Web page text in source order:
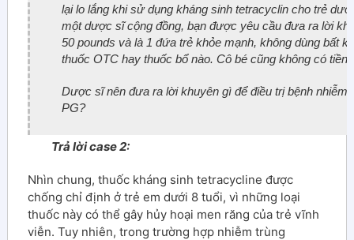
lại lo lắng khi sử dụng kháng sinh tetracyclin cho trẻ
một dược sĩ cộng đồng, bạn được yêu cầu đưa ra lời
50 pounds và là 1 đứa trẻ khỏe mạnh, không dùng bất
thuốc OTC hay thuốc bổ nào. Cô bé cũng không có tiền
Dược sĩ nên đưa ra lời khuyên gì để điều trị bệnh nhiễm
PG?
Trả lời case 2:
Nhìn chung, thuốc kháng sinh tetracycline được
chống chỉ định ở trẻ em dưới 8 tuổi, vì những loại
thuốc này có thể gây hủy hoại men răng của trẻ vĩnh
viễn. Tuy nhiên, trong trường hợp nhiễm trùng